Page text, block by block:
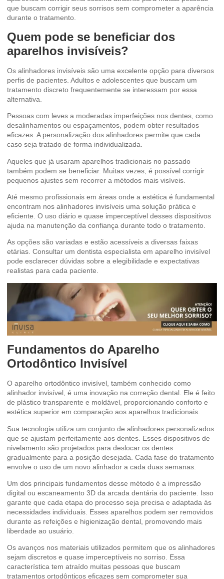
que buscam corrigir seus sorrisos sem comprometer a aparência
durante o tratamento.
Quem pode se beneficiar dos
aparelhos invisíveis?
Os alinhadores invisíveis são uma excelente opção para diversos
perfis de pacientes. Adultos e adolescentes que buscam um
tratamento discreto frequentemente se interessam por essa
alternativa.
Pessoas com leves a moderadas imperfeições nos dentes, como
desalinhamentos ou espaçamentos, podem obter resultados
eficazes. A personalização dos alinhadores permite que cada
caso seja tratado de forma individualizada.
Aqueles que já usaram aparelhos tradicionais no passado
também podem se beneficiar. Muitas vezes, é possível corrigir
pequenos ajustes sem recorrer a métodos mais visíveis.
Até mesmo profissionais em áreas onde a estética é fundamental
encontram nos alinhadores invisíveis uma solução prática e
eficiente. O uso diário e quase imperceptível desses dispositivos
ajuda na manutenção da confiança durante todo o tratamento.
As opções são variadas e estão acessíveis a diversas faixas
etárias. Consultar um dentista especialista em aparelho invisível
pode esclarecer dúvidas sobre a elegibilidade e expectativas
realistas para cada paciente.
Fundamentos do Aparelho
Ortodôntico Invisível
O aparelho ortodôntico invisível, também conhecido como
alinhador invisível, é uma inovação na correção dental. Ele é feito
de plástico transparente e moldável, proporcionando conforto e
estética superior em comparação aos aparelhos tradicionais.
Sua tecnologia utiliza um conjunto de alinhadores personalizados
que se ajustam perfeitamente aos dentes. Esses dispositivos de
nivelamento são projetados para deslocar os dentes
gradualmente para a posição desejada. Cada fase do tratamento
envolve o uso de um novo alinhador a cada duas semanas.
Um dos principais fundamentos desse método é a impressão
digital ou escaneamento 3D da arcada dentária do paciente. Isso
garante que cada etapa do processo seja precisa e adaptada às
necessidades individuais. Esses aparelhos podem ser removidos
durante as refeições e higienização dental, promovendo mais
liberdade ao usuário.
Os avanços nos materiais utilizados permitem que os alinhadores
sejam discretos e quase imperceptíveis no sorriso. Essa
característica tem atraído muitas pessoas que buscam
tratamentos ortodônticos eficazes sem comprometer sua